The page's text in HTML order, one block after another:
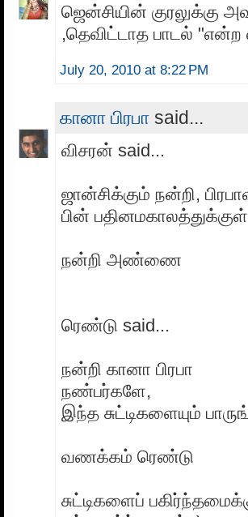
ஜென்சியின் குரலுக்கு
,தெவிட்டாத பாடல் "என்ற
July 20, 2010 at 8:22 PM
கானா பிரபா said...
விசரன் said...
ஜான்சிக்கும் நன்றி,
பின்
நன்றி அண்ணை
ரெண்டு said...
நன்றி கானா பிரபா
நண்பர்களே,
இந்த சுட்டிகளையும்
வணக்கம் ரெண்டு
சுட்டிகளைப்